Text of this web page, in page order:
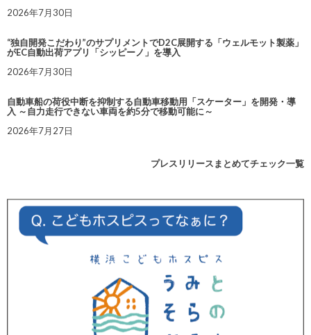
2026年7月30日
“独自開発こだわり”のサプリメントでD2C展開する「ウェルモット製薬」
がEC自動出荷アプリ「シッピーノ」を導入
2026年7月30日
自動車船の荷役中断を抑制する自動車移動用「スケーター」を開発・導
入 ～自力走行できない車両を約5分で移動可能に～
2026年7月27日
プレスリリースまとめてチェック一覧